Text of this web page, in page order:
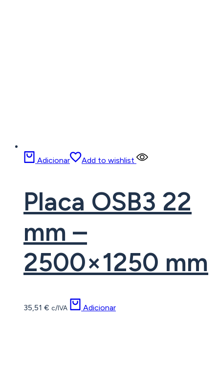
Adicionar Add to wishlist
Placa OSB3 22
mm –
2500×1250 mm
35,51 € c/IVA Adicionar